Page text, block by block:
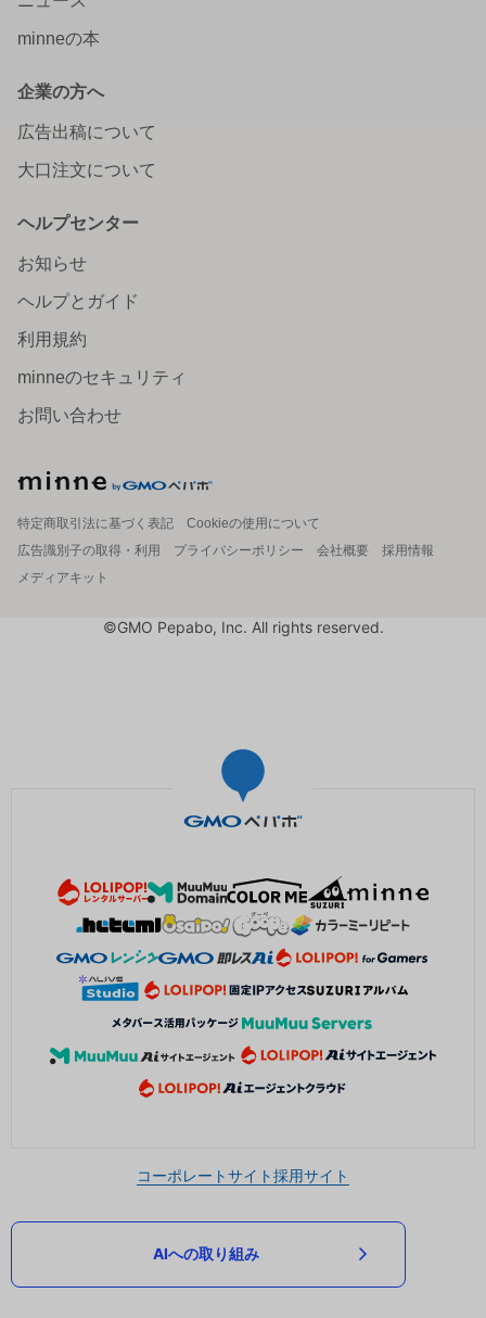
minneの本
企業の方へ
広告出稿について
大口注文について
ヘルプセンター
お知らせ
ヘルプとガイド
利用規約
minneのセキュリティ
お問い合わせ
特定商取引法に基づく表記
Cookieの使用について
広告識別子の取得・利用
プライバシーポリシー 会社概要
採用情報
メディアキット
©GMO Pepabo, Inc. All rights reserved.
コーポレートサイト採用サイト
AIへの取り組み